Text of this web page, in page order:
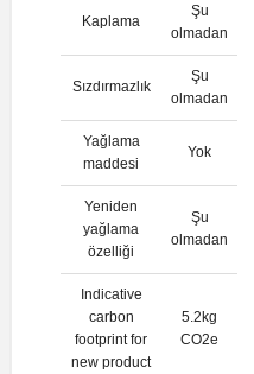
Kaplama
Şu
olmadan
Sızdırmazlık
Şu
olmadan
Yağlama
maddesi
Yok
Yeniden
yağlama
özelliği
Şu
olmadan
Indicative
carbon
footprint for
new product
5.2kg
CO2e